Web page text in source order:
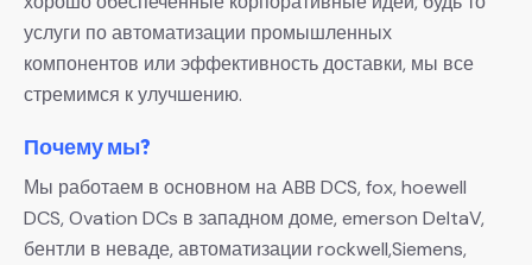
услуги по автоматизации промышленных
компонентов или эффективность доставки, мы все
стремимся к улучшению.
Почему мы?
Мы работаем в основном на ABB DCS, fox, hoewell
DCS, Ovation DCs в западном доме, emerson DeltaV,
бентли в неваде, автоматизации rockwell,Siemens,